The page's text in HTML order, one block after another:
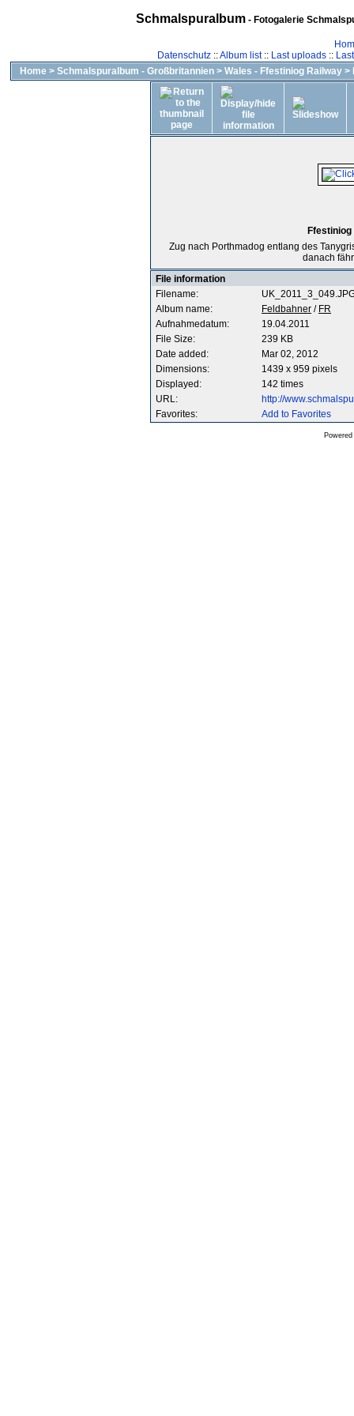
Schmalspuralbum- Fotogalerie
Datenschutz::Album list:: Last uploads::
Home > Schmalspuralbum - Großbritannien > Wales - Ffestiniog Railway >
Ffestiniog
Zug nach Porthmadog entlang des
danach
File information
Filename:
Album name:
Feldbahner / FR
Aufnahmedatum:
19.04.2011
File Size:
239 KB
Date added:
Mar 02, 2012
Dimensions:
1439 x 959 pixels
Displayed:
142 times
URL:
http://
Favorites:
Add to Favorites